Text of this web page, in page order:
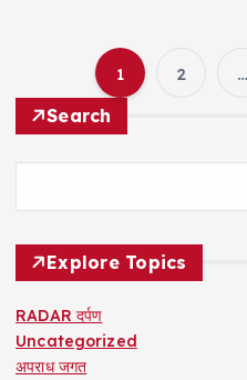
P
1 2 …
Search
Explore Topics
RADAR दर्पण
Uncategorized
अपराध जगत